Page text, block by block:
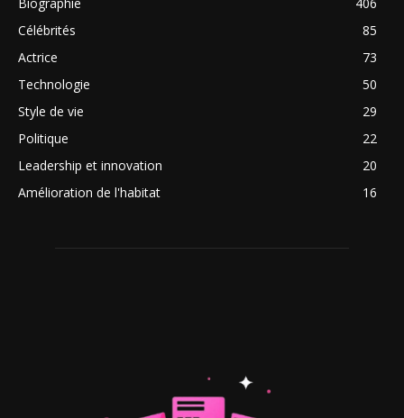
Célébrités
85
Actrice
73
Technologie
50
Style de vie
29
Politique
22
Leadership et innovation
20
Amélioration de l'habitat
16